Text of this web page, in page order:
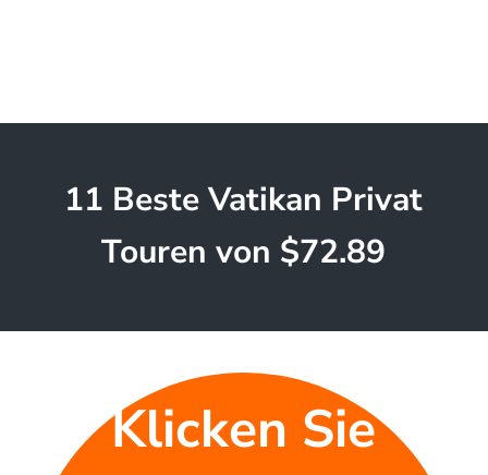
11 Beste Vatikan Privat
Touren von $72.89
Klicken Sie